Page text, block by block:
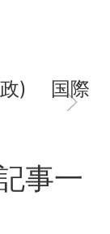
) 国際
事一